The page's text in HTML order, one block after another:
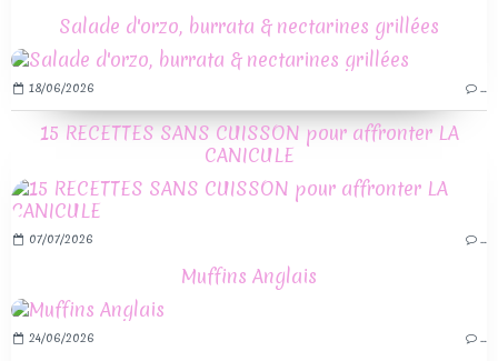
Salade d'orzo, burrata & nectarines grillées
18/06/2026 …
15 RECETTES SANS CUISSON pour affronter LA
CANICULE
07/07/2026 …
Muffins Anglais
24/06/2026 …